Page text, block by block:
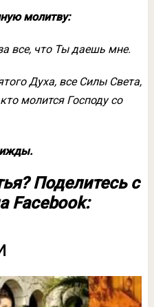
молитву:
все, что Ты даешь мне.
Духа, все Силы Света,
молится Господу со
Поделитесь с
Facebook: